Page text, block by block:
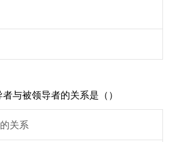
与被领导者的关系是（）
关系